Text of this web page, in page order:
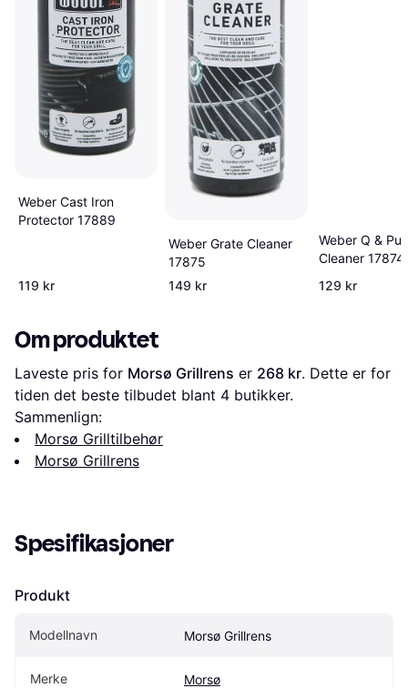
Weber Cast Iron
Protector 17889
119 kr
Weber Grate Cleaner
17875
149 kr
Weber Q &
Cleaner 17874
129 kr
Om produktet
Laveste pris for Morsø Grillrens er 268 kr. Dette er for
tiden det beste tilbudet blant 4 butikker.
Sammenlign:
Morsø Grilltilbehør
Morsø Grillrens
Spesifikasjoner
Produkt
Modellnavn Morsø Grillrens
Merke Morsø